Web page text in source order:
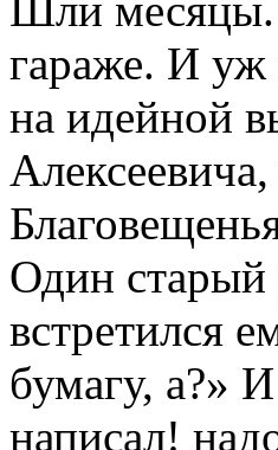
гараже. И уж
на идейной
Один старый
встретился
бумагу, а?»
написал!